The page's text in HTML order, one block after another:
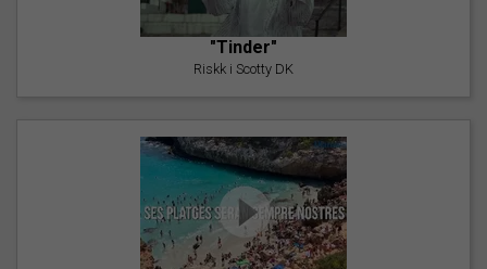
"Tinder"
Riskk i Scotty DK